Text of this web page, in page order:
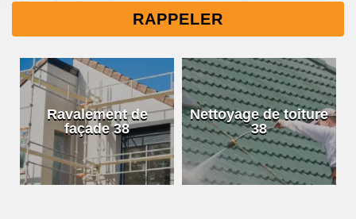
Ravalement de
façade 38
Nettoyage de toiture
38